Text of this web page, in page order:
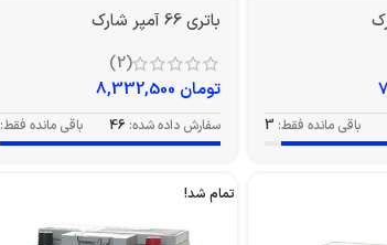
باقی مانده فقط: 3
باتری 66 آمپر شارک
(2)
تومان
سفارش داده شده: 46 باقی مانده فقط:
تمام شد!